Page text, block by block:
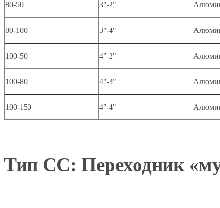
80-50 3"-2"
80-100 3"-4"
100-50 4"-2"
100-80 4"-3"
100-150 4"-4"
Тип CC: Переходник